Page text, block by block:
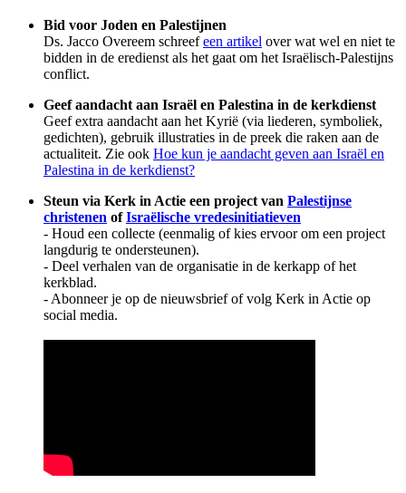
Bid voor Joden en Palestijnen
Ds. Jacco Overeem schreefeen artikel over wat wel en niet te
bidden in de eredienst als het gaat om het Israëlisch-Palestijns
conflict.
Geef aandacht aan Israël en Palestina in de kerkdienst
Geef extra aandacht aan het Kyrië (via liederen, symboliek,
gedichten), gebruik illustraties in de preek die raken aan de
actualiteit. Zie ook Hoe kun je aandacht geven aan Israël en
Palestina in de kerkdienst?
Steun via Kerk in Actie een project van Palestijnse
christenen ofIsraëlische vredesinitiatieven
- Houd een collecte (eenmalig of kies ervoor om een project
langdurig te ondersteunen).
- Deel verhalen van de organisatie in de kerkapp of het
kerkblad.
- Abonneer je op de nieuwsbrief of volg Kerk in Actie op
social media.